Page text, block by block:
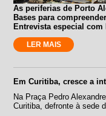
As periferias de Porto
Bases para
Entrevista especial
LER MAIS
Em Curitiba, cresce a
Na Praça Pedro
Curitiba, defronte à sede